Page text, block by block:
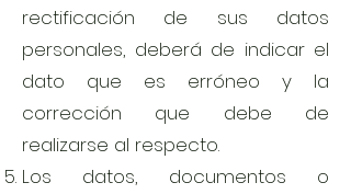
rectificación de sus datos
personales, deberá de indicar el
dato que es erróneo y la
corrección que debe de
realizarse al respecto.
Los datos, documentos o